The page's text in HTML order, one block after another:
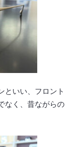
といい、フロント
なく、昔ながらの